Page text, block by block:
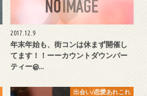
2017.12.9
年末年始も、街コンは休まず開催し
てます！！ーーカウントダウンパー
ティー@…
出会い/恋愛あれこれ